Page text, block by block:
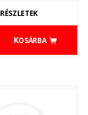
KOSÁRBA
RÉSZLETEK